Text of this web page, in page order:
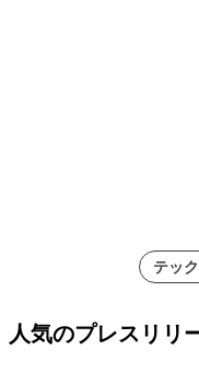
テッ
人気のプレスリリ